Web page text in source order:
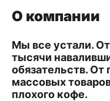
О компании
Мы все устали.
тысячи
обязательств. От
массовых
плохого кофе.